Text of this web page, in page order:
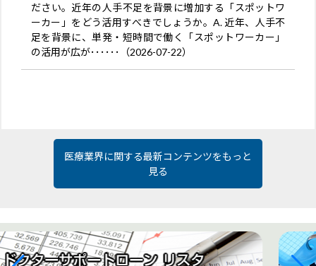
ださい。近年の人手不足を背景に増加する「スポットワ
ーカー」をどう活用すべきでしょうか。A. 近年、人手不
足を背景に、単発・短時間で働く「スポットワーカー」
の活用が広が･･････（2026-07-22）
医療業界に関する最新コンテンツをもっと
見る